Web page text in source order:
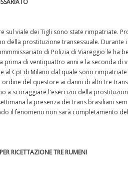
sul viale dei Tigli sono state rimpatriate.
della prostituzione transessuale. Durante
di Polizia di Viareggio le ha
prima di ventiquattro anni e la seconda di
al Cpt di Milano dal quale sono
del questore ai danni di altri tre
a scoraggiare l'esercizio della
la presenza dei trans brasiliani
il fenomeno non sarà completamento
RICETTAZIONE TRE RUMENI